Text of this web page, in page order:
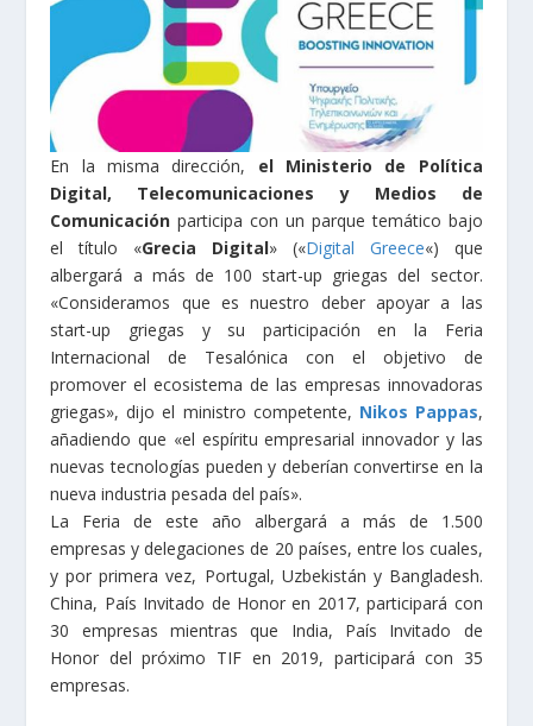
En la misma dirección, el Ministerio de Política
Digital, Telecomunicaciones y Medios de
Comunicación participa con un parque temático bajo
el título «Grecia Digital» («Digital Greece«) que
albergará a más de 100 start-up griegas del sector.
«Consideramos que es nuestro deber apoyar a las
start-up griegas y su participación en la Feria
Internacional de Tesalónica con el objetivo de
promover el ecosistema de las empresas innovadoras
griegas», dijo el ministro competente, Nikos Pappas,
añadiendo que «el espíritu empresarial innovador y las
nuevas tecnologías pueden y deberían convertirse en la
nueva industria pesada del país».
La Feria de este año albergará a más de 1.500
empresas y delegaciones de 20 países, entre los cuales,
y por primera vez, Portugal, Uzbekistán y Bangladesh.
China, País Invitado de Honor en 2017, participará con
30 empresas mientras que India, País Invitado de
Honor del próximo TIF en 2019, participará con 35
empresas.